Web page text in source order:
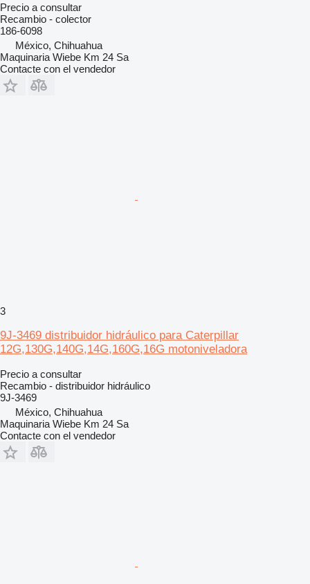
Precio a consultar
Recambio - colector
186-6098
México, Chihuahua
Maquinaria Wiebe Km 24 Sa
Contacte con el vendedor
3
9J-3469 distribuidor hidráulico para Caterpillar
12G,130G,140G,14G,160G,16G motoniveladora
Precio a consultar
Recambio - distribuidor hidráulico
9J-3469
México, Chihuahua
Maquinaria Wiebe Km 24 Sa
Contacte con el vendedor